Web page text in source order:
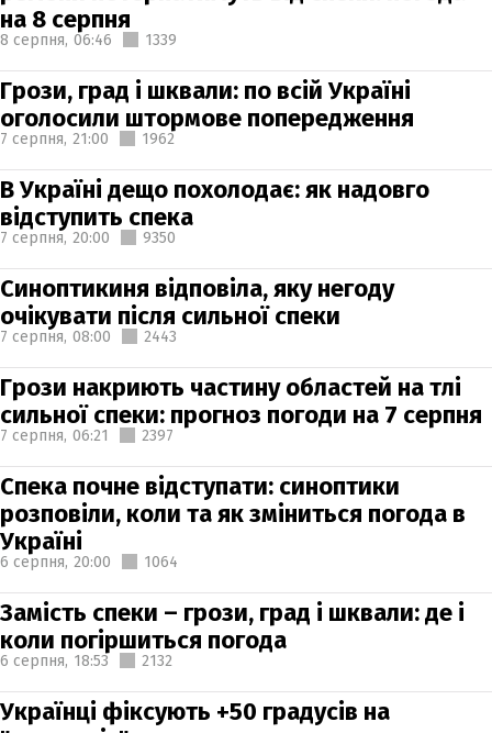
на 8 серпня
8 серпня, 06:46 1339
Грози, град і шквали: по всій Україні
оголосили штормове попередження
7 серпня, 21:00 1962
В Україні дещо похолодає: як надовго
відступить спека
7 серпня, 20:00 9350
Синоптикиня відповіла, яку негоду
очікувати після сильної спеки
7 серпня, 08:00 2443
Грози накриють частину областей на тлі
сильної спеки: прогноз погоди на 7 серпня
7 серпня, 06:21 2397
Спека почне відступати: синоптики
розповіли, коли та як зміниться погода в
Україні
6 серпня, 20:00 1064
Замість спеки – грози, град і шквали: де і
коли погіршиться погода
6 серпня, 18:53 2132
Українці фіксують +50 градусів на